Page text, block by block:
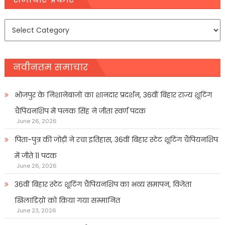
समाचार
नवीनतम समाचार
भोजपुर के निशानेबाजों का शानदार प्रदर्शन, 36वीं बिहार राज्य शूटिंग
चैंपियनशिप में पलक सिंह ने जीता स्वर्ण पदक
June 26, 2026
पिता-पुत्र की जोड़ी ने रचा इतिहास, 36वीं बिहार स्टेट शूटिंग चैंपियनशिप
में जीते 11 पदक
June 26, 2026
36वीं बिहार स्टेट शूटिंग चैंपियनशिप का भव्य समापन, विजेता
खिलाडिय़ों को किया गया सम्मानित
June 23, 2026